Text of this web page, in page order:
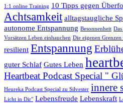
1:1 online Training 10 Tipps gegen
Achtsamkeit alltagstaugliche
autonome Entspannung Besonnenheit
Vorsätzen Leben einhauchen Die eigenen
resilient Entspannung
guter Schlaf Gutes Leben
Heartbeat Podcast Special "
Heureka Podcast Special zu Silvester innere
Licht in Dir" Lebensfreude Lebenskraft